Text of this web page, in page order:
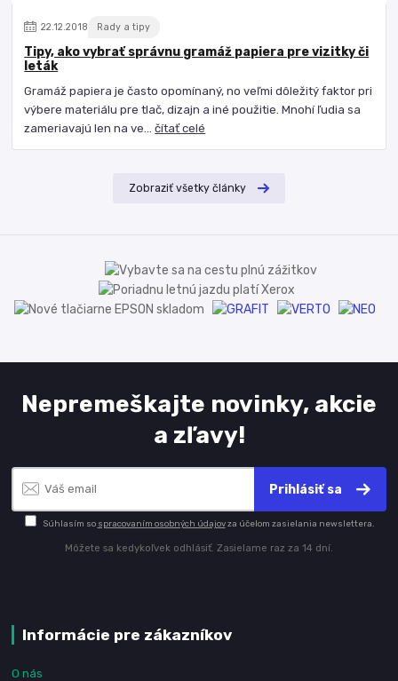
22.12.2018 Rady a tipy
Tipy, ako vybrať správnu gramáž papiera pre vizitky či
leták
Gramáž papiera je často opomínaný, no veľmi dôležitý faktor pri
výbere materiálu pre tlač, dizajn a iné použitie. Mnohí ľudia sa
zameriavajú len na ve...čítať celé
Zobraziť všetky články
Nepremeškajte novinky, akcie
a zľavy!
Prihlásiť sa
Súhlasím so spracovaním osobných údajovza účelom zasielania newslettera.
Môžete sa kedykoľvek odhlásiť. Zasielame raz za 14 dní.
Informácie pre zákazníkov
O nás